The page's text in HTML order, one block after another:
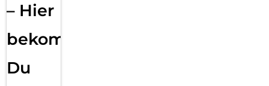
– Hier
bekommst
Du